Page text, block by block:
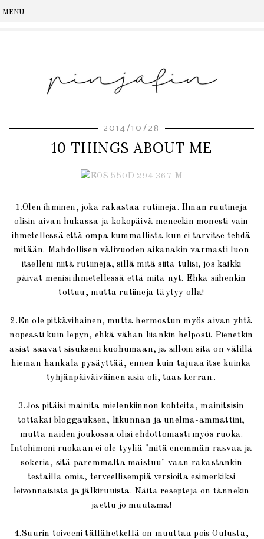
2014/10/28
10 THINGS ABOUT ME
1.Olen ihminen, joka rakastaa rutiineja. Ilman ruutineja
olisin aivan hukassa ja kokopäivä meneekin monesti vain
ihmetellessä että ompa kummallista kun ei tarvitse tehdä
mitään. Mahdollisen välivuoden aikanakin varmasti luon
itselleni niitä rutiineja, sillä mitä siitä tulisi, jos kaikki
päivät menisi ihmetellessä että mitä nyt. Ehkä siihenkin
tottuu, mutta rutiineja täytyy olla!
2.En ole pitkävihainen, mutta hermostun myös aivan yhtä
nopeasti kuin lepyn, ehkä vähän liiankin helposti. Pienetkin
asiat saavat sisukseni kuohumaan, ja silloin sitä on välillä
hieman hankala pysäyttää, ennen kuin tajuaa itse kuinka
tyhjänpäiväiväinen asia oli, taas kerran..
3.Jos pitäisi mainita mielenkiinnon kohteita, mainitsisin
tottakai bloggauksen, liikunnan ja unelma-ammattini,
mutta näiden joukossa olisi ehdottomasti myös ruoka.
Intohimoni ruokaan ei ole tyyliä "mitä enemmän rasvaa ja
sokeria, sitä paremmalta maistuu" vaan rakastankin
testailla omia, terveellisempiä versioita esimerkiksi
leivonnaisista ja jälkiruuista. Näitä reseptejä on tännekin
jaettu jo muutama!
4.Suurin toiveeni tällähetkellä on muuttaa pois Oulusta,